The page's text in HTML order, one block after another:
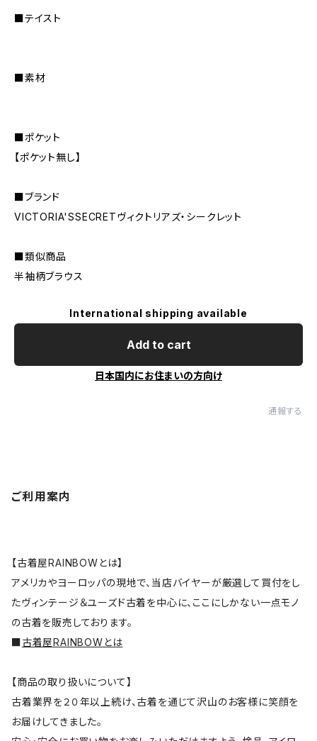
■テイスト
■素材
■ポケット
【ポケット無し】
■ブランド
VICTORIA'SSECRETヴィクトリアズ・シークレット
■類似商品
半袖柄ブラウス
International shipping available
Add to cart
日本国内にお住まいの方向け
通報する
ご利用案内
【古着屋RAINBOWとは】
アメリカやヨーロッパの現地で、当店バイヤーが厳選して買付をし
たヴィンテージ＆ユーズド古着を中心に、ここにしかない一点モノ
の古着を販売しております。
■古着屋RAINBOWとは
【商品の取り扱いについて】
古着業界を２０年以上続け、古着を通じて沢山のお客様に笑顔を
お届けしてきました。